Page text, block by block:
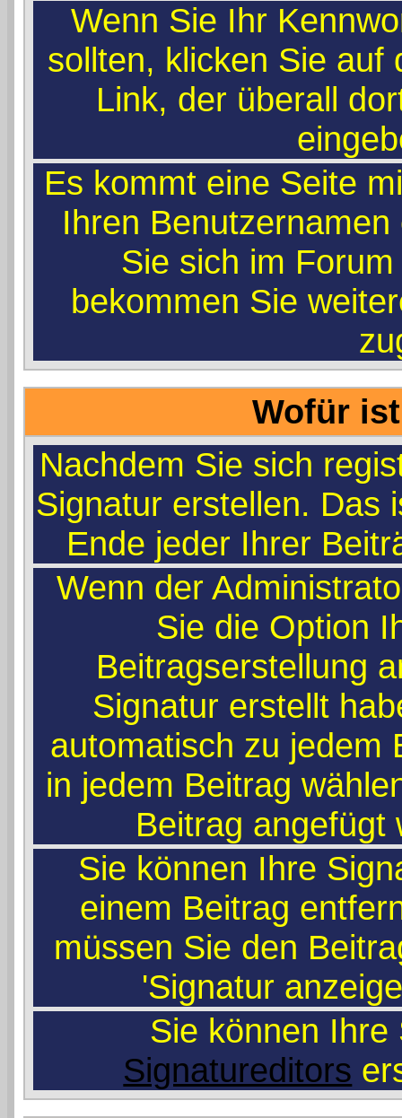
Wenn Sie Ihr
sollten, klicken Sie auf
Link, der überall
Es kommt eine Seite
Ihren
Sie sich im
bekommen Sie
Wofür
Nachdem Sie sich
Signatur erstellen. Das
Ende jeder Ihrer
Wenn der
Sie die Option
Beitragserstellung
Signatur erstellt
automatisch zu jedem
in jedem Beitrag
Beitrag angefügt
Sie können Ihre
einem Beitrag
müssen Sie den
'Signatur
Sie können Ihre
Signatureditors